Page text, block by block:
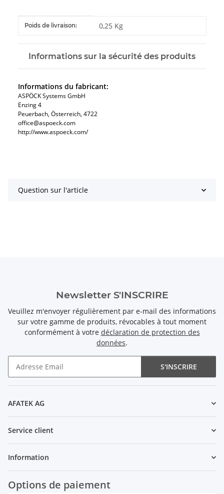
#productDetails.itemInformation#
#productDetails.itemValue#
Poids de livraison: 0,25 Kg
Informations sur la sécurité des produits
Informations du fabricant:
ASPÖCK Systems GmbH
Enzing 4
Peuerbach, Österreich, 4722
office@aspoeck.com
http://www.aspoeck.com/
Question sur l'article
Newsletter S'INSCRIRE
Veuillez m'envoyer régulièrement par e-mail des informations
sur votre gamme de produits, révocables à tout moment
conformément à votre déclaration de protection des
données.
S'INSCRIRE
AFATEK AG
Service client
Information
Options de paiement